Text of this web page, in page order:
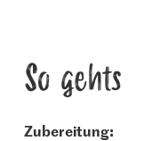
So gehts
Zubereitung: